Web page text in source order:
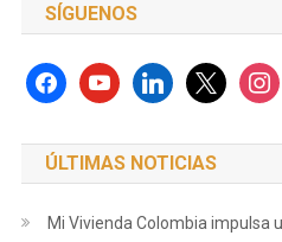
SÍGUENOS
facebookyoutubelinkedinx
ÚLTIMAS NOTICIAS
Mi Vivienda Colombia impulsa